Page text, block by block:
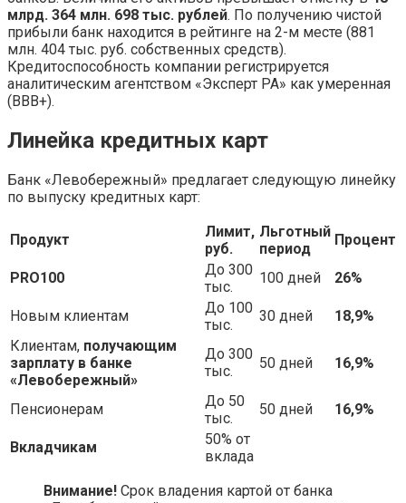
млрд. 364 млн. 698 тыс. рублей. По получению чистой
прибыли банк находится в рейтинге на 2-м месте (881
млн. 404 тыс. руб. собственных средств).
Кредитоспособность компании регистрируется
аналитическим агентством «Эксперт РА» как умеренная
(ВВВ+).
Линейка кредитных карт
Банк «Левобережный» предлагает следующую линейку
по выпуску кредитных карт:
Продукт
Лимит,
руб.
Льготный
период
Процент
PRO100
До 300
тыс.
100 дней 26%
Новым клиентам
До 100
тыс.
30 дней
18,9%
Клиентам, получающим
зарплату в банке
«Левобережный»
До 300
тыс.
50 дней 16,9%
Пенсионерам
До 50
тыс.
50 дней 16,9%
Вкладчикам
50% от
вклада
Внимание! Срок владения картой от банка